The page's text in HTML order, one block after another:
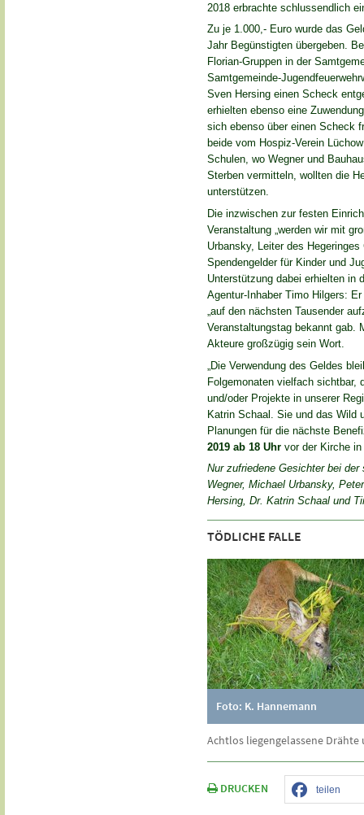
2018 erbrachte schlussendlich
Zu je 1.000,- Euro wurde das
Jahr Begünstigten übergeben.
Florian-Gruppen in der
Samtgemeinde-
Sven Hersing einen Scheck
erhielten ebenso eine
sich ebenso über einen Scheck
beide vom Hospiz-Verein
Schulen, wo Wegner und
Sterben vermitteln, wollten die
unterstützen.
Die inzwischen zur festen
Veranstaltung „werden wir mit
Urbansky, Leiter des
Spendengelder für Kinder und
Unterstützung dabei erhielten in
Agentur-Inhaber Timo Hilgers:
„auf den nächsten Tausender
Veranstaltungstag bekannt gab.
Akteure großzügig sein Wort.
„Die Verwendung des Geldes
Folgemonaten vielfach sichtbar,
und/oder Projekte in unserer
Katrin Schaal. Sie und das Wild
Planungen für die nächste
2019 ab 18 Uhr vor der Kirche
Nur zufriedene Gesichter bei
Wegner, Michael Urbansky,
Hersing, Dr. Katrin Schaal und
TÖDLICHE FALLE
Foto: K. Hannemann
Achtlos liegengelassene
DRUCKEN teilen